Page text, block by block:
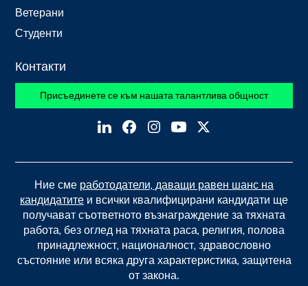
Ветерани
Студенти
Контакти
Присъединете се към нашата талантлива общност
Ние сме работодатели, даващи равен шанс на
кандидатите и всички квалифицирани кандидати ще
получават съответното възнаграждение за тяхната
работа, без оглед на тяхната раса, религия, полова
принадлежност, националност, здравословно
състояние или всяка друга характеристика, защитена
от закона.